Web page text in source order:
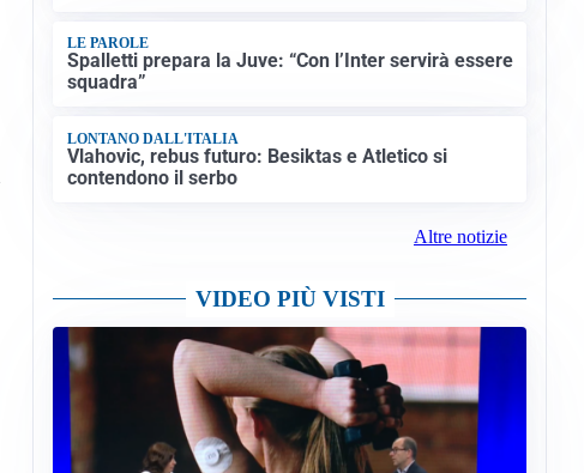
LE PAROLE
Spalletti prepara la Juve: “Con l’Inter servirà essere
squadra”
LONTANO DALL'ITALIA
Vlahovic, rebus futuro: Besiktas e Atletico si
contendono il serbo
Altre notizie
VIDEO PIÙ VISTI